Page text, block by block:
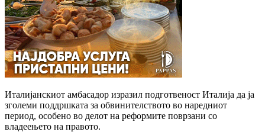
Италијанскиот амбасадор изразил подготвеност Италија да ја
зголеми поддршката за обвинителството во наредниот
период, особено во делот на реформите поврзани со
владеењето на правото.